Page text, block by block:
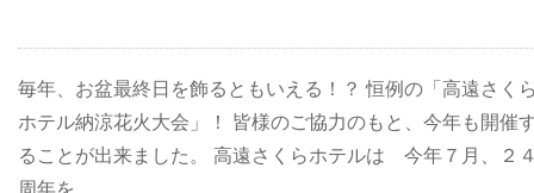
毎年、お盆最終日を飾るともいえる！？ 恒例の「高遠さく
ホテル納涼花火大会」！ 皆様のご協力のもと、今年も開催
ることが出来ました。 高遠さくらホテルは 今年７月、２